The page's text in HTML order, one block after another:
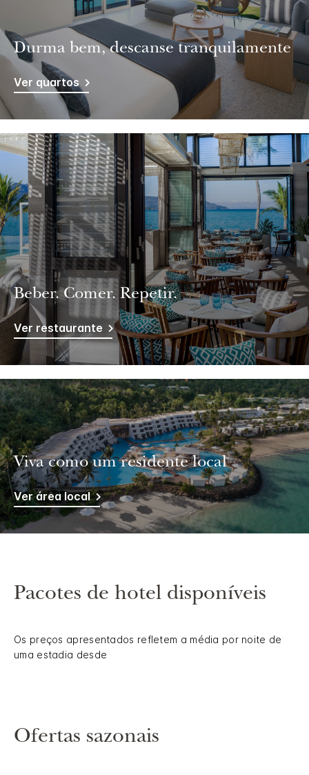
Durma bem, descanse tranquilamente
Ver quartos
Beber. Comer. Repetir.
Ver restaurante
Viva como um residente local
Ver área local
Pacotes de hotel disponíveis
Os preços apresentados refletem a média por noite de
uma estadia desde
Ofertas sazonais